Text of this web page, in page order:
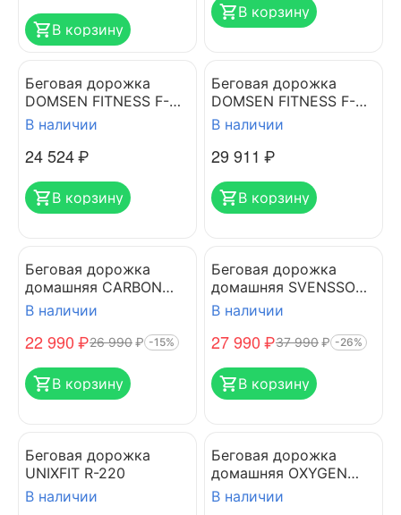
В корзину
В корзину
Беговая дорожка
DOMSEN FITNESS F-
175
В наличии
24 524₽
В корзину
Беговая дорожка
DOMSEN FITNESS F-
170
В наличии
29 911 ₽
В корзину
Беговая дорожка
домашняя CARBON
FITNESS T370
В наличии
22 990₽26 990₽ -15%
В корзину
Беговая дорожка
домашняя SVENSSON
BODY LABS IMPACT A
В наличии
27 990₽37 990₽ -26%
В корзину
Беговая дорожка
UNIXFIT R-220
В наличии
Беговая дорожка
домашняя OXYGEN
FITNESS SELENI
В наличии